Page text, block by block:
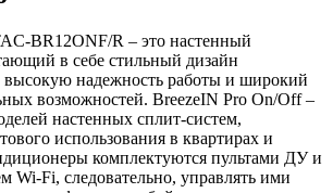
BR12ONF/R – это настенный
в себе стильный дизайн
высокую надежность работы и широкий
возможностей. BreezeIN Pro On/Off –
настенных сплит-систем,
использования в квартирах и
комплектуются пультами ДУ и
Wi-Fi, следовательно, управлять ими